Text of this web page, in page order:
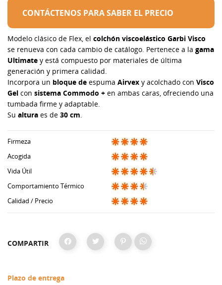
CONTÁCTENOS PARA SABER EL PRECIO
Modelo clásico de Flex, el colchón viscoelástico Garbi Visco
se renueva con cada cambio de catálogo. Pertenece a la gama
Ultimate y está compuesto por materiales de última
generación y primera calidad.
Incorpora un bloque de espuma Airvex y acolchado con Visco
Gel con sistema Commodo + en ambas caras, ofreciendo una
tumbada firme y adaptable.
Su altura es de 30 cm.
Firmeza
Acogida
Vida Útil
Comportamiento Térmico
Calidad / Precio
COMPARTIR
Plazo de entrega